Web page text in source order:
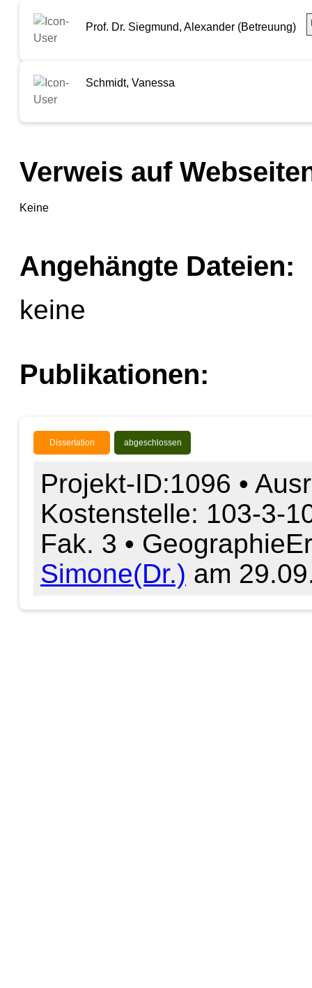
Prof. Dr. Siegmund, Alexander (Betreuung)
Schmidt, Vanessa
Verweis auf
Keine
Angehängte Dateien:
keine
Publikationen:
Dissertation abgeschlossen
Projekt-ID:1096 •
Kostenstelle: 103-3-
Fak. 3 • Geographie
Simone(Dr.) am